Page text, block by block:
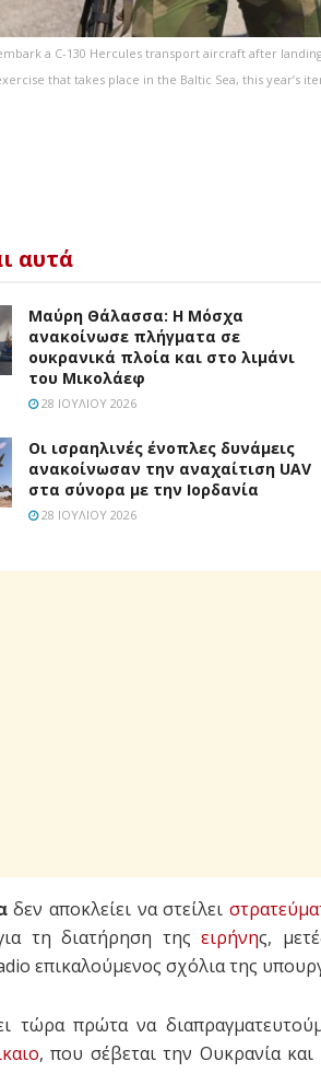
a C-130 Hercules transport aircraft after
that takes place in the Baltic Sea, this
αυτά
Μαύρη Θάλασσα: Η Μόσχα
ανακοίνωσε πλήγματα σε
ουκρανικά πλοία και στο λιμάνι
του Μικολάεφ
28 ΙΟΥΛΊΟΥ 2026
Οι ισραηλινές ένοπλες δυνάμεις
ανακοίνωσαν την αναχαίτιση UAV
στα σύνορα με την Ιορδανία
28 ΙΟΥΛΊΟΥ 2026
δεν αποκλείει να στείλει
τη διατήρηση τηςειρήνης,
επικαλούμενος σχόλια της
τώρα πρώτα να
, που σέβεται την Ουκρανία